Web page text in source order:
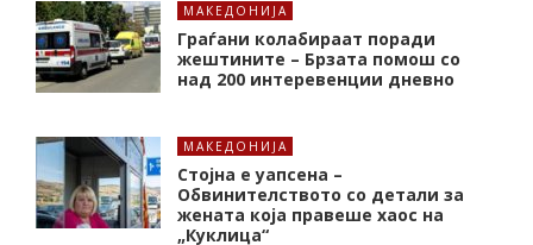
МАКЕДОНИЈА
Граѓани колабираат поради
жештините – Брзата помош со
над 200 интеревенции дневно
МАКЕДОНИЈА
Стојна е уапсена –
Обвинителството со детали за
жената која правеше хаос на
„Куклица“